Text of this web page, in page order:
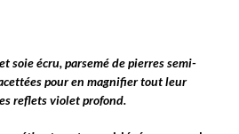
soie écru, parsemé de pierres semi-
pour en magnifier tout leur
reflets violet profond.